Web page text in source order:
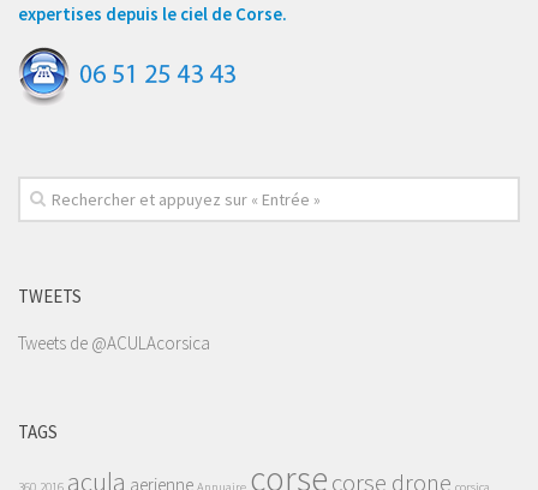
expertises depuis le ciel de Corse.
TWEETS
Tweets de @ACULAcorsica
TAGS
360 2016 acula aerienne Annuaire corsecorse drone corsica